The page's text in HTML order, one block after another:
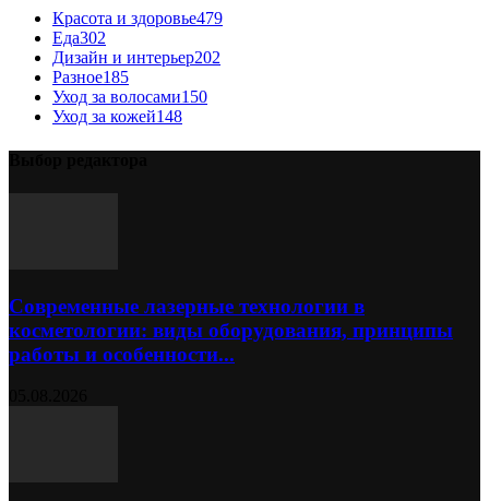
Красота и здоровье479
Еда302
Дизайн и интерьер202
Разное185
Уход за волосами150
Уход за кожей148
Современные лазерные технологии в
косметологии: виды оборудования, принципы
работы и особенности...